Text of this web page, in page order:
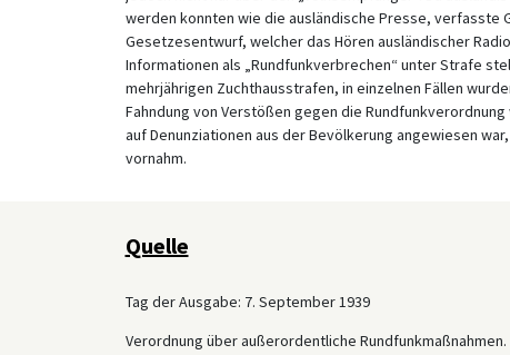
werden konnten wie die ausländische Presse, verfasste
Gesetzesentwurf, welcher das Hören ausländischer
Informationen als „Rundfunkverbrechen“ unter Strafe
mehrjährigen Zuchthausstrafen, in einzelnen Fällen
Fahndung von Verstößen gegen die
auf Denunziationen aus der Bevölkerung angewiesen
vornahm.
Quelle
Tag der Ausgabe: 7. September 1939
Verordnung über außerordentliche Rundfunkmaßnahmen.